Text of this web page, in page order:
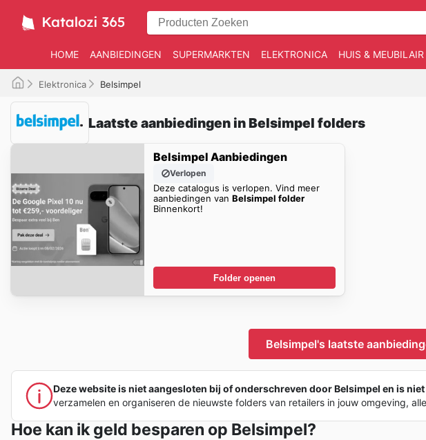
HOME AANBIEDINGEN SUPERMARKTEN ELEKTRONICA HUIS & MEUBILAIR
Elektronica Belsimpel
Laatste aanbiedingen in Belsimpel folders
Belsimpel Aanbiedingen
Verlopen
Deze catalogus is verlopen. Vind meer
aanbiedingen van Belsimpel folder
Binnenkort!
Folder openen
Belsimpel's laatste
Deze website is niet aangesloten bij of onderschreven door Belsimpel en is
verzamelen en organiseren de nieuwste folders van retailers in jouw omgeving,
Hoe kan ik geld besparen op Belsimpel?